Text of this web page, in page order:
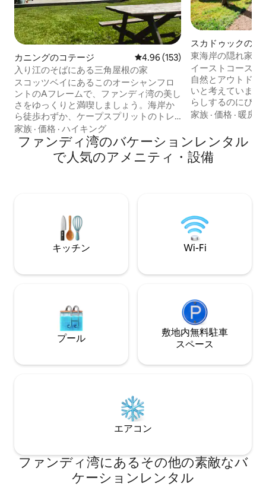
カニングのコテージ レビュー153件、5つ星中4.96つ
4.96 (153)
入り江のそばにある三角屋根の家
スコッツベイにあるこのオーシャンフロ
ントのAフレームで、ファンディ湾の美し
さをゆっくりと満喫しましょう。海岸か
ら徒歩わずか、ケープスプリットのトレ
イルヘッドまで徒歩5分の場所にあり、ハ
イキング、パドリング、水辺でのんびり
過ごすのに最適です。快適で、海辺の魅
力を満喫できる、最大5名様まで宿泊可能
イナリー＆醸造所（20～40分）などの地
元の名所を楽しむことができます。自然
と自分自身を再びつなげることができ
る、静かな場所です。
家族 · 価格 · ハイキング
スカドゥックのド
ス
東海岸の隠れ家 -
イーストコースト
自然とアウトドア
いと考えています
らしするのにぴっ
ンやアトラクショ
エデの木に囲ま
お楽しみくださ
ています。 この
ノーモービルに対
家族 ·価格 ·暖房
ファンディ湾のバケーションレンタル
で人気のアメニティ・設備
キッチン Wi-Fi
プール
敷地内無料駐⁠車
ス⁠ペ⁠ー⁠ス
エアコン
ファンディ湾にあるその他の素敵なバ
ケーションレンタル